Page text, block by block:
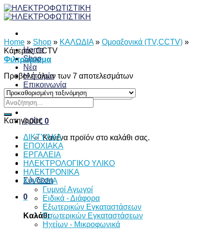
Skip
to
Home
Shop
Νέα
Η εταιρία
Επικοινωνία
Αναζήτηση
0,00€ 0
Κανένα προϊόν στο καλάθι σας.
Σύνδεση
0
Καλάθι
Home » Shop » ΚΑΛΩΔΙΑ » Ομοαξονικά (TV,CCTV) »
Κάμερας CCTV
Φιλτράρισμα
Προβολή όλων των 7 αποτελεσμάτων
Αναζήτηση
για:
Κατηγορίες
ΔΙKTΥAKA
ΕΠΟΧΙΑΚΑ
ΕΡΓΑΛΕΙΑ
ΗΛΕΚΤΡΟΛΟΓΙΚΟ ΥΛΙΚΟ
ΗΛΕΚΤΡΟΝΙΚΑ
ΚΑΛΩΔΙΑ
Γυμνοί Αγωγοί
Ειδικά - Διάφορα
Εξωτερικών Εγκαταστάσεων
Εσωτερικών Εγκαταστάσεων
Ηχείων - Μικροφωνικά